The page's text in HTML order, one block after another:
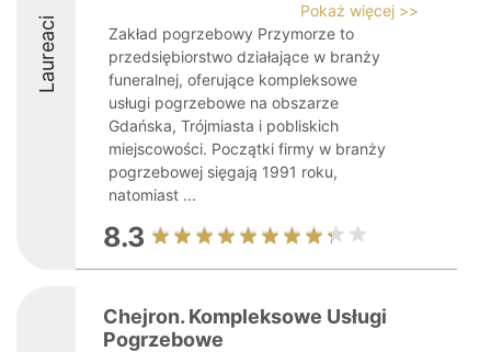
Laureaci
Pokaż więcej >>
Zakład pogrzebowy Przymorze to
przedsiębiorstwo działające w branży
funeralnej, oferujące kompleksowe
usługi pogrzebowe na obszarze
Gdańska, Trójmiasta i pobliskich
miejscowości. Początki firmy w branży
pogrzebowej sięgają 1991 roku,
natomiast ...
8.3
Chejron. Kompleksowe Usługi
Pogrzebowe